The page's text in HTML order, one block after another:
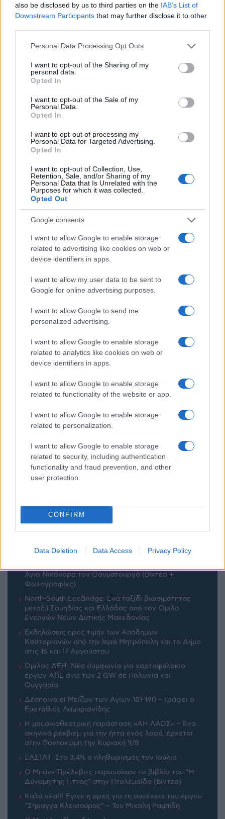
also be disclosed by us to third parties on the IAB’s List of
Downstream Participants that may further disclose it to other
Please note that this website/app uses one or more Google
not limited to your visit or usage behaviour. You may click to
grant or deny consent to Google and its third-party tags to
use your data for below specified purposes in below Google
consent section.
Personal Data Processing Opt Outs
I want to opt-out of the Sharing of my
personal data.
Opted In
I want to opt-out of the Sale of my
Personal Data.
Opted In
I want to opt-out of processing my
Personal Data for Targeted Advertising.
Opted In
I want to opt-out of Collection, Use,
Retention, Sale, and/or Sharing of my
Personal Data that Is Unrelated with the
Purposes for which it was collected.
Opted Out
Google consents
I want to allow Google to enable storage
related to advertising like cookies on web or
device identifiers in apps.
I want to allow my user data to be sent to
Google for online advertising purposes.
I want to allow Google to send me
personalized advertising.
I want to allow Google to enable storage
related to analytics like cookies on web or
device identifiers in apps.
I want to allow Google to enable storage
related to functionality of the website or app.
I want to allow Google to enable storage
related to personalization.
I want to allow Google to enable storage
related to security, including authentication
functionality and fraud prevention, and other
user protection.
CONFIRM
Data Deletion Data Access Privacy Policy
Δημοφιλή
Πρόγραμμα ανέργων 55+: Πόσα άτομα
θα πάρει ο κάθε Δήμος της Δυτικής
Μακεδονίας
31 ΙΟΥΛΊΟΥ 2026, 7:00 ΜΜ
31 ΙΟΥΛΊΟΥ 2026, 12:45 ΜΜ
Λειψάνων του Αγίου Πρωτομάρτυρος
Στεφάνου, στον Ιερό Ναό Αγίου
Πτολεμαΐδας (της Κούλας Πουλασιχίδου)
1 ΑΥΓΟΎΣΤΟΥ 2026, 10:43 ΜΜ
Δωρεά Εθελοντικού Συλλόγου στο Γραφείο
Αστυνομικού Τμήματος Γρεβενών
Μόλις κυκλοφόρησε το νέο βιβλίο του Β. Π.
Εκδόσεις Παρέμβαση
Οι μουσικές επιλογές του e-ptolemeos.gr: Mireille
(1983)
Δόμνα Μιχαηλίδου: Στις 24 Αυγούστου ανοίγει η
πλατφόρμα για τον Προσωπικό Βοηθό
Η νεολαία γέμισε την πλατεία των Γρεβενών στη
μεγάλη συναυλία της Marseaux
(Βίντεο+Φωτογραφίες)
Προήχθη σε Αστυνομικό Υποδιευθυντή ο Διοικητής
της Τροχαίας Πτολεμαΐδας Σπύρος Τάσιος
Το Daddy Cool Party επιστρέφει στην Κοζάνη την
Παρασκευή 21/8
Α.Ο. ΠΑΝΑΤΟΛΙΚΟΣ: Γαβρίλος Σιδηρόπουλος και
Αναστασία Ευθυμιάδου σε μια μουσική βραδιά την
Πέμπτη 20/8
Αγίου Αχιλλίου Πρεσπών για τα 1.400 χρόνια του
Ακαθίστου Ύμνου
“Έφταιγε η αρκούδα…???” – Ο Νίκος
Καστοριά
Άγιο Νικάνορα τον Θαυματουργό (Βίντεο +
Φωτογραφίες)
North-South EcoBridge: Ένα ταξίδι βιωσιμότητας
μεταξύ Σουηδίας και Ελλάδας από τον Όμιλο
Ενεργών Νέων Δυτικής Μακεδονίας
Εκδηλώσεις προς τιμήν των Απόδημων
Καστοριανών από την Ιερά Μητρόπολη και το Δήμο
στις 16 και 17 Αυγούστου
Όμιλος ΔΕΗ: Νέα συμφωνία για χαρτοφυλάκιο
έργων ΑΠΕ άνω των 2 GW σε Πολωνία και
Ουγγαρία
Δέσποινα εί Μείζων των Αγίων 181-190 – Γράφει ο
Ευστάθιος Λαμπριανίδης
Η μουσικοθεατρική παράσταση «ΑΗ ΛΑΟΣ» – Ένα
σκηνικό ρέκβιεμ για την ήττα ενός λαού, έρχεται
στην Ποντοκώμη την Κυριακή 9/8
ΕΛΣΤΑΤ: Στο 3,4% ο πληθωρισμός τον Ιούλιο
Ο Μπάνε Πρέλεβιτς παρουσίασε το βιβλίο του “Η
Δύναμη της Ήττας” στην Πτολεμαΐδα (Βίντεο)
Καλά νέα!!! Έγινε η αρχή για τη συνέχεια του έργου
“Σήραγγα Κλεισούρας” – Του Μιχάλη Ραμπίδη